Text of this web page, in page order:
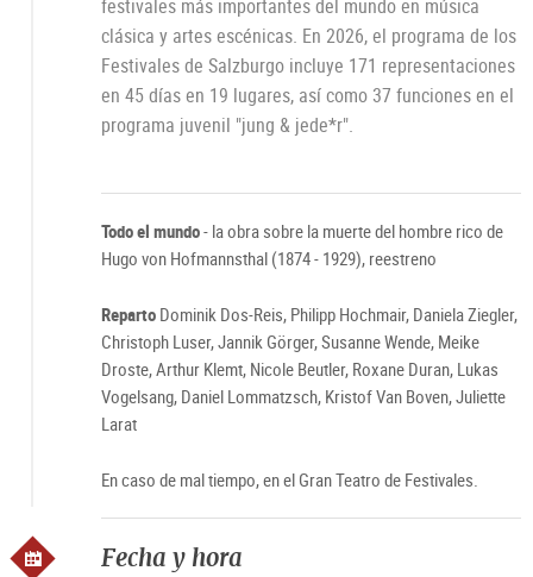
festivales más importantes del mundo en música
clásica y artes escénicas. En 2026, el programa de los
Festivales de Salzburgo incluye 171 representaciones
en 45 días en 19 lugares, así como 37 funciones en el
programa juvenil "jung & jede*r".
Todo el mundo- la obra sobre la muerte del hombre rico de
Hugo von Hofmannsthal (1874 - 1929), reestreno
Reparto Dominik Dos-Reis, Philipp Hochmair, Daniela Ziegler,
Christoph Luser, Jannik Görger, Susanne Wende, Meike
Droste, Arthur Klemt, Nicole Beutler, Roxane Duran, Lukas
Vogelsang, Daniel Lommatzsch, Kristof Van Boven, Juliette
Larat
En caso de mal tiempo, en el Gran Teatro de Festivales.
Fecha y hora